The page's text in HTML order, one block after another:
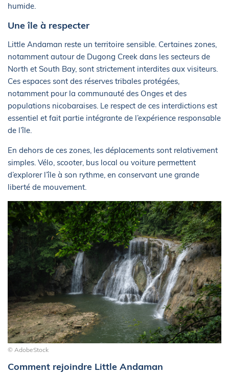
humide.
Une île à respecter
Little Andaman reste un territoire sensible. Certaines zones,
notamment autour de Dugong Creek dans les secteurs de
North et South Bay, sont strictement interdites aux visiteurs.
Ces espaces sont des réserves tribales protégées,
notamment pour la communauté des Onges et des
populations nicobaraises. Le respect de ces interdictions est
essentiel et fait partie intégrante de l’expérience responsable
de l’île.
En dehors de ces zones, les déplacements sont relativement
simples. Vélo, scooter, bus local ou voiture permettent
d’explorer l’île à son rythme, en conservant une grande
liberté de mouvement.
© AdobeStock
Comment rejoindre Little Andaman